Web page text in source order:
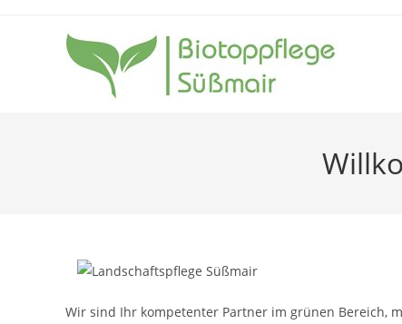
Wir sind Ihr kompetenter Partner im grünen Bereich,